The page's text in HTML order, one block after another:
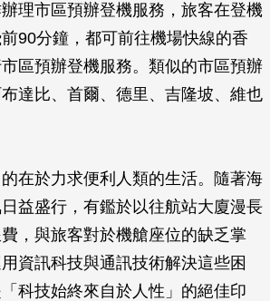
理市區預辦登機服務，旅客在登機
90分鐘，都可前往機場快線的香
區預辦登機服務。類似的市區預辦
達比、首爾、德里、吉隆坡、維也
在於力求便利人類的生活。隨著海
益盛行，有鑑於以往航站大廈漫長
，與旅客對於機艙座位的缺乏掌
資訊科技與通訊技術解決這些困
科技始終來自於人性」的絕佳印